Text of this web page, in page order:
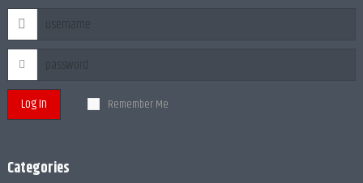
Log In Remember Me
Categories